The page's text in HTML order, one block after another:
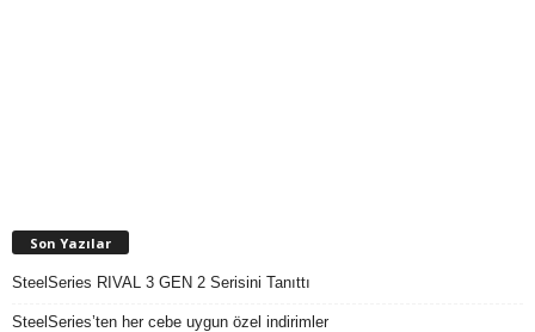
Son Yazılar
SteelSeries RIVAL 3 GEN 2 Serisini Tanıttı
SteelSeries’ten her cebe uygun özel indirimler